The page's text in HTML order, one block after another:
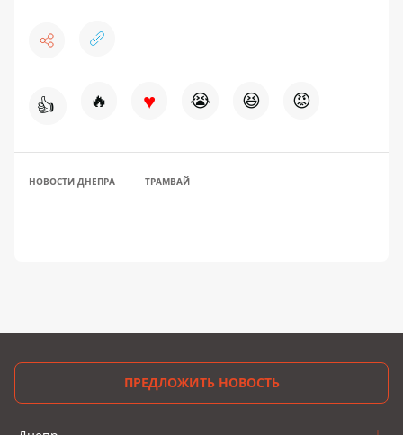
👍 🔥 ♥ 😭 😆 😡
НОВОСТИ ДНЕПРА ТРАМВАЙ
ПРЕДЛОЖИТЬ НОВОСТЬ